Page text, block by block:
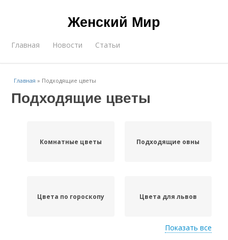
Женский Мир
Главная Новости Статьи
Главная » Подходящие цветы
Подходящие цветы
Комнатные цветы Подходящие овны
Цвета по гороскопу Цвета для львов
Показать все